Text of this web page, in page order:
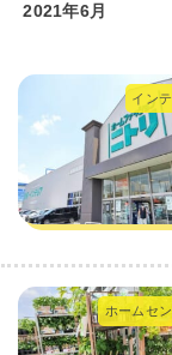
2021年6月
イン
ホームセ